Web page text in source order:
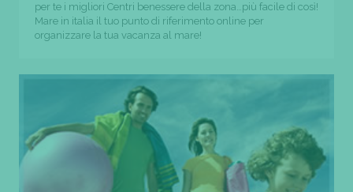
per te i migliori Centri benessere della zona…più facile di così!
Mare in italia il tuo punto di riferimento online per
organizzare la tua vacanza al mare!